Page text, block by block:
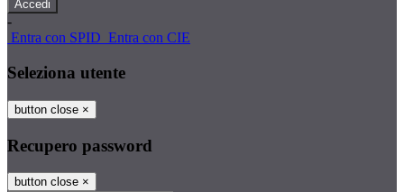
-
Entra con SPID Entra con CIE
Seleziona utente
button close ×
Recupero password
button close ×